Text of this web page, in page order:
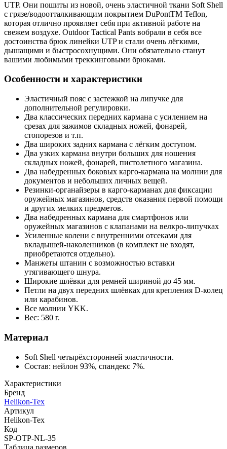
UTP. Они пошиты из новой, очень эластичной ткани Soft Shell
с грязе/водоотталкивающим покрытием DuPontTM Teflon,
которая отлично проявляет себя при активной работе на
свежем воздухе. Outdoor Tactical Pants вобрали в себя все
достоинства брюк линейки UTP и стали очень лёгкими,
дышащими и быстросохнущими. Они обязательно станут
вашими любимыми треккинговыми брюками.
Особенности и характеристики
Эластичный пояс с застежкой на липучке для
дополнительной регулировки.
Два классических передних кармана с усилением на
срезах для зажимов складных ножей, фонарей,
стопорезов и т.п.
Два широких задних кармана с лёгким доступом.
Два узких кармана внутри больших для ношения
складных ножей, фонарей, пистолетного магазина.
Два набедренных боковых карго-кармана на молнии для
документов и небольших личных вещей.
Резинки-органайзеры в карго-карманах для фиксации
оружейных магазинов, средств оказания первой помощи
и других мелких предметов.
Два набедренных кармана для смартфонов или
оружейных магазинов с клапанами на велкро-липучках
Усиленные колени с внутренними отсеками для
вкладышей-наколенников (в комплект не входят,
приобретаются отдельно).
Манжеты штанин с возможностью вставки
утягивающего шнура.
Широкие шлёвки для ремней шириной до 45 мм.
Петли на двух передних шлёвках для крепления D-колец
или карабинов.
Все молнии YKK.
Вес: 580 г.
Материал
Soft Shell четырёхсторонней эластичности.
Состав: нейлон 93%, спандекс 7%.
Характеристики
Бренд
Helikon-Tex
Артикул
Helikon-Tex
Код
SP-OTP-NL-35
Таблица размеров